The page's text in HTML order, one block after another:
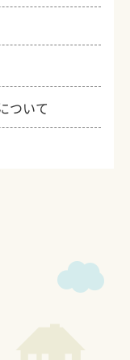
ついて